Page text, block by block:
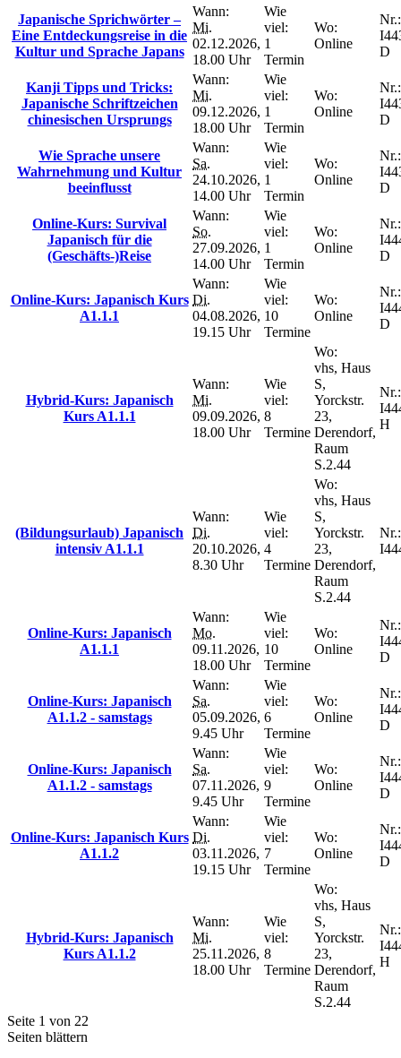
Japanische Sprichwörter –
Eine Entdeckungsreise in die
Kultur und Sprache Japans
Wann:
Mi.
02.12.2026,
18.00 Uhr
Wie
viel:
1
Termin
Wo:
Online
Nr.:
D
Kanji Tipps und Tricks:
Japanische Schriftzeichen
chinesischen Ursprungs
Wann:
Mi.
09.12.2026,
18.00 Uhr
Wie
viel:
1
Termin
Wo:
Online
Nr.:
D
Wie Sprache unsere
Wahrnehmung und Kultur
beeinflusst
Wann:
Sa.
24.10.2026,
14.00 Uhr
Wie
viel:
1
Termin
Wo:
Online
Nr.:
D
Online-Kurs: Survival
Japanisch für die
(Geschäfts-)Reise
Wann:
So.
27.09.2026,
14.00 Uhr
Wie
viel:
1
Termin
Wo:
Online
Nr.:
D
Online-Kurs: Japanisch Kurs
A1.1.1
Wann:
Di.
04.08.2026,
19.15 Uhr
Wie
viel:
10
Termine
Wo:
Online
Nr.:
D
Hybrid-Kurs: Japanisch
Kurs A1.1.1
Wann:
Mi.
09.09.2026,
18.00 Uhr
Wie
viel:
8
Termine
Wo:
vhs, Haus
S,
Yorckstr.
23,
Derendorf,
Raum
S.2.44
Nr.:
H
(Bildungsurlaub) Japanisch
intensiv A1.1.1
Wann:
Di.
20.10.2026,
8.30 Uhr
Wie
viel:
4
Termine
Wo:
vhs, Haus
S,
Yorckstr.
23,
Derendorf,
Raum
S.2.44
Nr.:
Online-Kurs: Japanisch
A1.1.1
Wann:
Mo.
09.11.2026,
18.00 Uhr
Wie
viel:
10
Termine
Wo:
Online
Nr.:
D
Online-Kurs: Japanisch
A1.1.2 - samstags
Wann:
Sa.
05.09.2026,
9.45 Uhr
Wie
viel:
6
Termine
Wo:
Online
Nr.:
D
Online-Kurs: Japanisch
A1.1.2 - samstags
Wann:
Sa.
07.11.2026,
9.45 Uhr
Wie
viel:
9
Termine
Wo:
Online
Nr.:
D
Online-Kurs: Japanisch Kurs
A1.1.2
Wann:
Di.
03.11.2026,
19.15 Uhr
Wie
viel:
7
Termine
Wo:
Online
Nr.:
D
Hybrid-Kurs: Japanisch
Kurs A1.1.2
Wann:
Mi.
25.11.2026,
18.00 Uhr
Wie
viel:
8
Termine
Wo:
vhs, Haus
S,
Yorckstr.
23,
Derendorf,
Raum
S.2.44
Nr.:
H
Seite 1 von 22
Seiten blättern